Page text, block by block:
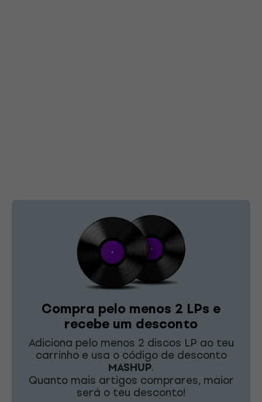
Compra pelo menos 2 LPs e
recebe um desconto
Adiciona pelo menos 2 discos LP ao teu
carrinho e usa o código de desconto
MASHUP.
Quanto mais artigos comprares, maior
será o teu desconto!